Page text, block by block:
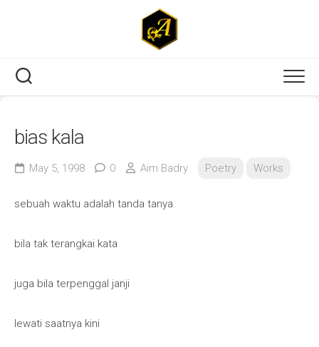
bias kala
May 5, 1998 0 Aim Badry Poetry Works
sebuah waktu adalah tanda tanya
bila tak terangkai kata
juga bila terpenggal janji
lewati saatnya kini